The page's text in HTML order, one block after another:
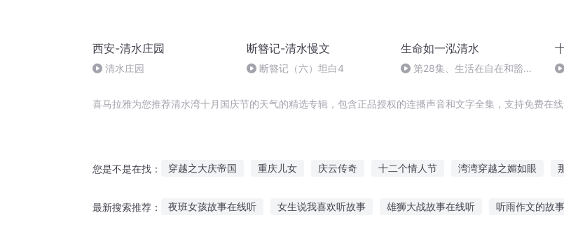
西安-清水庄园
清水庄园
断簪记-清水慢文
断簪记（六）坦白4
生命如一泓清水
第28集、生活在自在和豁达
的一次讲话
喜马拉雅为您推荐清水湾十月国庆节的天气的精选专辑，包含正品授权的连播声音和文字全集，支持免费在
您是不是在找： 穿越之大庆帝国 重庆儿女 庆云传奇 十二个情人节 湾湾穿越之媚如眼
最新搜索推荐： 夜班女孩故事在线听 女生说我喜欢听故事 雄狮大战故事在线听 听雨作文的故事